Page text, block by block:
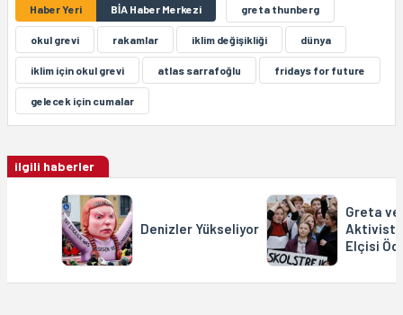
Haber Yeri BİA Haber Merkezi greta thunberg
okul grevi rakamlar iklim değişikliği dünya
iklim için okul grevi atlas sarrafoğlu fridays for future
gelecek için cumalar
ilgili haberler
Denizler Yükseliyor
Greta ve
Elçisi